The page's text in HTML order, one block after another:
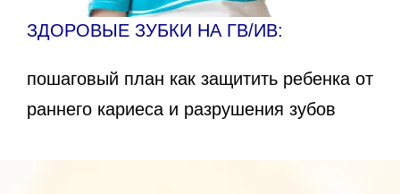
ЗДОРОВЫЕ ЗУБКИ НА ГВ/ИВ:
пошаговый план как защитить ребенка от
раннего кариеса и разрушения зубов